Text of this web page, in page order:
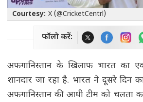
Courtesy: X (@CricketCentrl)
फॉलो करें:
अफगानिस्तान के खिलाफ भारत का
शानदार जा रहा है. भारत ने दूसरे
अफगानिस्तान की आधी टीम को चलता